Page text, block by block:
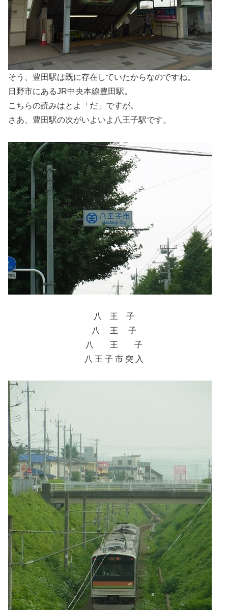
そう、豊田駅は既に存在していたからなのですね。
日野市にあるJR中央本線豊田駅。
こちらの読みはとよ「だ」ですが。
さあ、豊田駅の次がいよいよ八王子駅です。
八 王 子
八 王 子
八 王 子
八 王 子 市 突 入